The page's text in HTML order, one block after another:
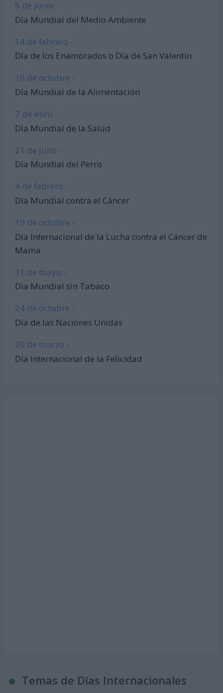
5 de junio -
Día Mundial del Medio Ambiente
14 de febrero -
Día de los Enamorados o Día de San Valentín
16 de octubre -
Día Mundial de la Alimentación
7 de abril -
Día Mundial de la Salud
21 de julio -
Día Mundial del Perro
4 de febrero -
Día Mundial contra el Cáncer
19 de octubre -
Día Internacional de la Lucha contra el Cáncer de
Mama
31 de mayo -
Día Mundial sin Tabaco
24 de octubre -
Día de las Naciones Unidas
20 de marzo -
Día Internacional de la Felicidad
Temas de Días Internacionales